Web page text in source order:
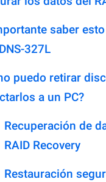
saber
327L
puedo retirar
a un PC?
Recuperación de
RAID Recovery
Restauración